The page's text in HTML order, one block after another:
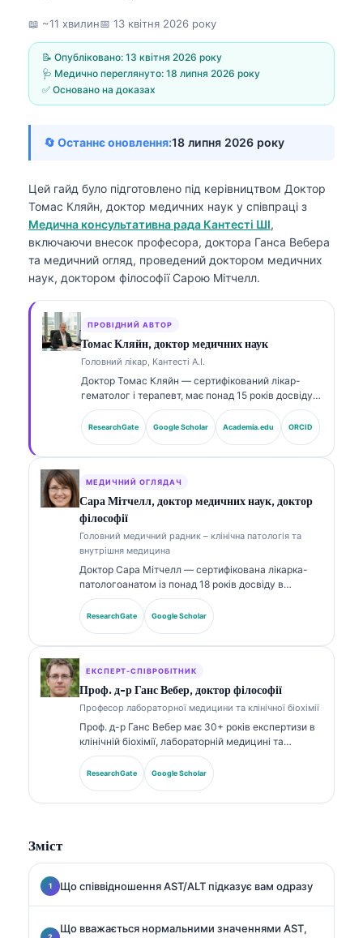
📖 ~11 хвилин📅 13 квітня 2026 року
📝 Опубліковано: 13 квітня 2026 року
🩺 Медично переглянуто: 18 липня 2026 року
✅ Основано на доказах
🔄 Останнє оновлення:18 липня 2026 року
Цей гайд було підготовлено під керівництвом Доктор
Томас Кляйн, доктор медичних наук у співпраці з
Медична консультативна рада Кантесті ШІ,
включаючи внесок професора, доктора Ганса Вебера
та медичний огляд, проведений доктором медичних
наук, доктором філософії Сарою Мітчелл.
ПРОВІДНИЙ АВТОР
Томас Кляйн, доктор медичних наук
Головний лікар, Кантесті А.І.
Доктор Томас Кляйн — сертифікований лікар-
гематолог і терапевт, має понад 15 років досвіду в
лабораторній медицині та AI-асистованому
клінічному аналізі. Як головний медичний
директор (Chief Medical Officer) у Kantesti AI він
публікується щодо інтерпретації біомаркерів і
лабораторної діагностики з тем лабораторної
медицини.
ResearchGate Google Scholar Academia.edu ORCID
МЕДИЧНИЙ ОГЛЯДАЧ
Сара Мітчелл, доктор медичних наук, доктор
філософії
Головний медичний радник – клінічна патологія та
внутрішня медицина
Доктор Сара Мітчелл — сертифікована лікарка-
патологоанатом із понад 18 років досвіду в
лабораторній медицині та діагностичному аналізі.
Вона має спеціалізовані сертифікати з клінічної
хімії та широко публікувалася щодо панелей
ResearchGate Google Scholar
ЕКСПЕРТ-СПІВРОБІТНИК
Проф. д-р Ганс Вебер, доктор філософії
Професор лабораторної медицини та клінічної біохімії
Проф. д-р Ганс Вебер має 30+ років експертизи в
клінічній біохімії, лабораторній медицині та
дослідженнях біомаркерів. Колишній президент
Німецького товариства клінічної хімії, він
спеціалізується на аналізі діагностичних панелей,
ResearchGate Google Scholar
Зміст
Що співвідношення AST/ALT підказує вам одразу
Що вважається нормальними значеннями AST,